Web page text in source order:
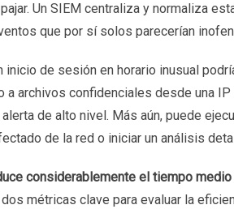
Un SIEM centraliza y normaliza
que por sí solos parecerían
inicio de sesión en horario inusual
a archivos confidenciales desde una
de alto nivel. Más aún, puede
de la red o iniciar un análisis
considerablemente el tiempo
dos métricas clave para evaluar la